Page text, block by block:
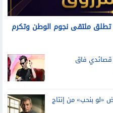
تطلق ملتقى نجوم الوطن وتكرم
فاق
بنحب» من إنتاج